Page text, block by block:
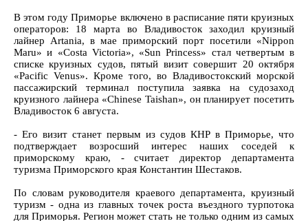
В этом году Приморье включено в расписание пяти круизных
операторов: 18 марта во Владивосток заходил круизный
лайнер Artania, в мае приморский порт посетили «Nippon
Maru» и «Costa Victoria», «Sun Princess» стал четвертым в
списке круизных судов, пятый визит совершит 20 октября
«Pacific Venus». Кроме того, во Владивостокский морской
пассажирский терминал поступила заявка на судозаход
круизного лайнера «Chinese Taishan», он планирует посетить
Владивосток 6 августа.
- Его визит станет первым из судов КНР в Приморье, что
подтверждает возросший интерес наших соседей к
приморскому краю, - считает директор департамента
туризма Приморского края Константин Шестаков.
По словам руководителя краевого департамента, круизный
туризм - одна из главных точек роста въездного турпотока
для Приморья. Регион может стать не только одним из самых